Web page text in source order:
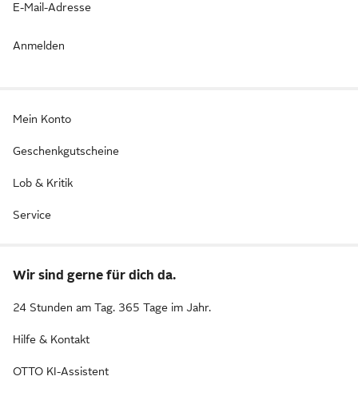
E-Mail-Adresse
Anmelden
Mein Konto
Geschenkgutscheine
Lob & Kritik
Service
Wir sind gerne für dich da.
24 Stunden am Tag. 365 Tage im Jahr.
Hilfe & Kontakt
OTTO KI-Assistent